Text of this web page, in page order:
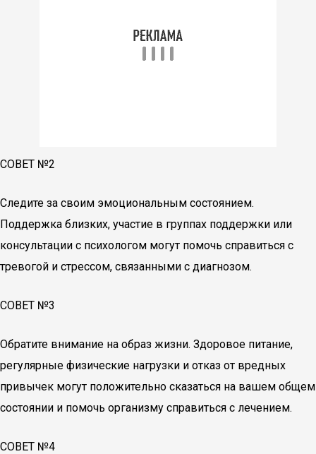
СОВЕТ №2
Следите за своим эмоциональным состоянием.
Поддержка близких, участие в группах поддержки или
консультации с психологом могут помочь справиться с
тревогой и стрессом, связанными с диагнозом.
СОВЕТ №3
Обратите внимание на образ жизни. Здоровое питание,
регулярные физические нагрузки и отказ от вредных
привычек могут положительно сказаться на вашем общем
состоянии и помочь организму справиться с лечением.
СОВЕТ №4